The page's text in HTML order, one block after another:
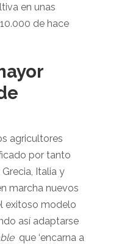
en unas
de hace
agricultores
por tanto
Italia y
marcha nuevos
exitoso modelo
así adaptarse
que ‘encarna a